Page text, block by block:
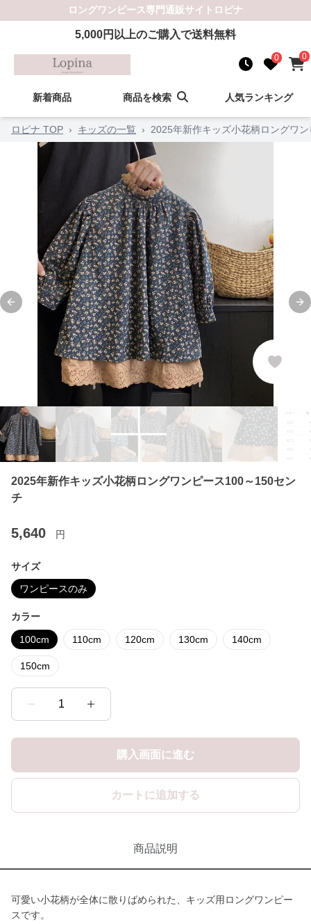
ロングワンピース専門通販サイト ロピナ
5,000円以上のご購入で送料無料
0 0
新着商品 商品を検索 人気ランキング
ロピナ TOP › キッズの一覧 › 2025年新作キッズ小花柄ロングワ
Previous slide
2025年新作キッズ小花柄ロングワンピース100～150セン
チ
5,640 円
サイズ
ワンピースのみ
カラー
100cm 110cm 120cm 130cm 140cm
150cm
1
購入画面に進む
カートに追加する
商品説明
可愛い小花柄が全体に散りばめられた、キッズ用ロングワンピー
スです。